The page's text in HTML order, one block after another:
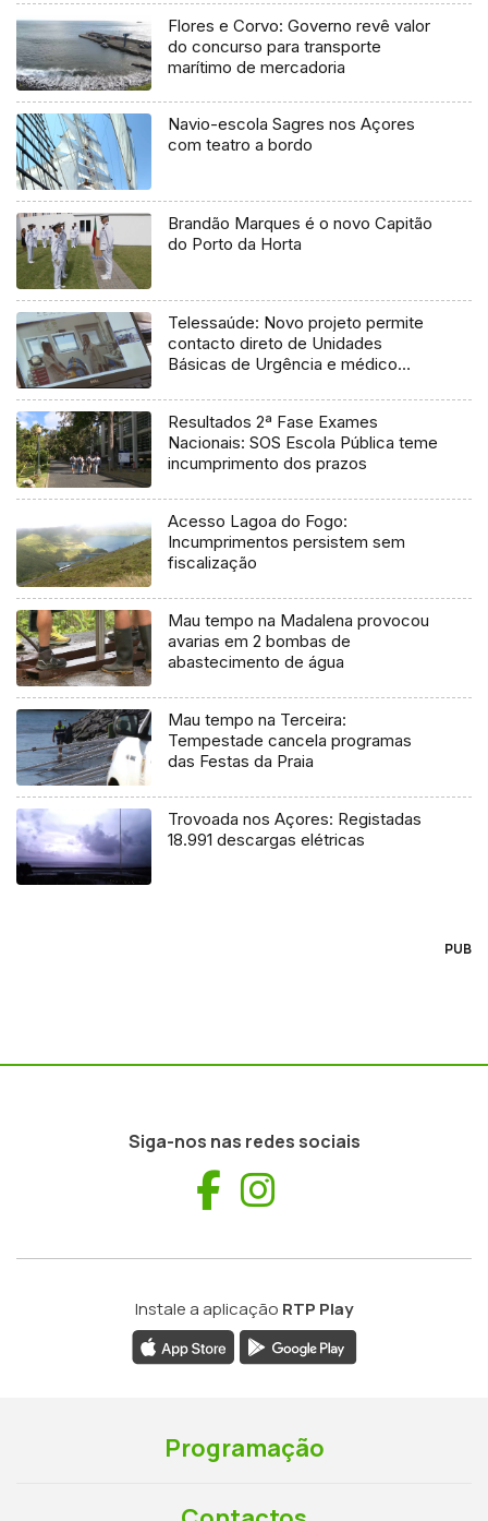
Flores e Corvo: Governo revê valor
do concurso para transporte
marítimo de mercadoria
Navio-escola Sagres nos Açores
com teatro a bordo
Brandão Marques é o novo Capitão
do Porto da Horta
Telessaúde: Novo projeto permite
contacto direto de Unidades
Básicas de Urgência e médico
Resultados 2ª Fase Exames
Nacionais: SOS Escola Pública teme
incumprimento dos prazos
Acesso Lagoa do Fogo:
Incumprimentos persistem sem
fiscalização
Mau tempo na Madalena provocou
avarias em 2 bombas de
abastecimento de água
Mau tempo na Terceira:
Tempestade cancela programas
das Festas da Praia
Trovoada nos Açores: Registadas
18.991 descargas elétricas
PUB
Siga-nos nas redes sociais
Facebook
Instale a aplicação RTP Play
Programação